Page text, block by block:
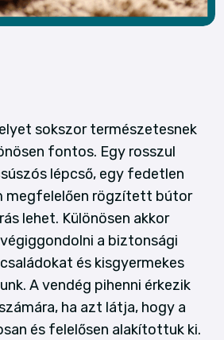
sokszor természetesnek
fontos. Egy rosszul
lépcső, egy fedetlen
megfelelően rögzített bútor
lehet. Különösen akkor
a biztonsági
és kisgyermekes
A vendég pihenni érkezik
ha azt látja, hogy a
és felelősen alakítottuk ki.